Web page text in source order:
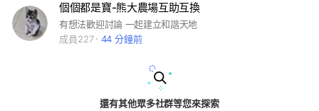
個個都是寶-熊大農場互助互換
有想法歡迎討論 一起建立和諧天地
成員227
44 分鐘前
還有其他眾多社群等您來探索